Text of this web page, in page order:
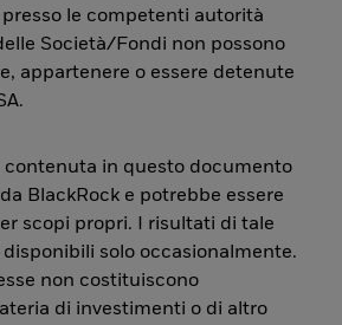
le competenti autorità
Società/Fondi non possono
appartenere o essere detenute
contenuta in questo documento
BlackRock e potrebbe essere
scopi propri. I risultati di tale
solo occasionalmente.
non costituiscono
di investimenti o di altro